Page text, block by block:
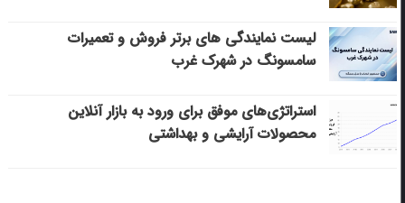
لیست نمایندگی های برتر فروش و تعمیرات
سامسونگ در شهرک غرب
استراتژی‌های موفق برای ورود به بازار آنلاین
محصولات آرایشی و بهداشتی